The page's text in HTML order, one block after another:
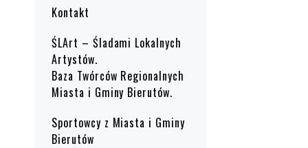
Kontakt
ŚLArt – Śladami Lokalnych
Artystów.
Baza Twórców Regionalnych
Miasta i Gminy Bierutów.
Sportowcy z Miasta i Gminy
Bierutów